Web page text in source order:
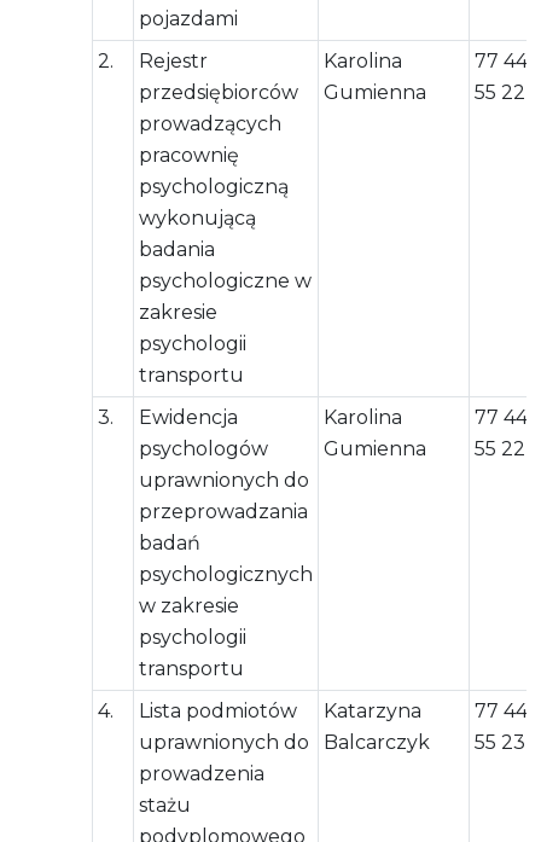
pojazdami
2.
Rejestr
przedsiębiorców
prowadzących
pracownię
psychologiczną
wykonującą
badania
psychologiczne w
zakresie
psychologii
transportu
Karolina
Gumienna
77 444
55 22
3.
Ewidencja
psychologów
uprawnionych do
przeprowadzania
badań
psychologicznych
w zakresie
psychologii
transportu
Karolina
Gumienna
77 444
55 22
4.
Lista podmiotów
uprawnionych do
prowadzenia
stażu
podyplomowego
Katarzyna
Balcarczyk
77 444
55 23